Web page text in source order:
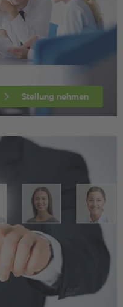
Stellung nehmen